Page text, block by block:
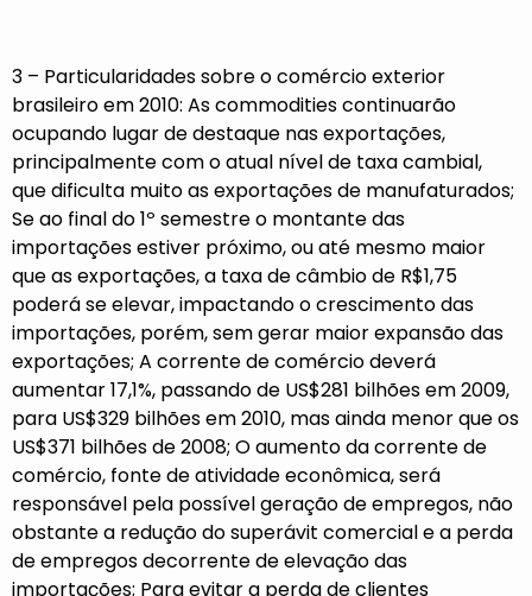
3 – Particularidades sobre o comércio exterior
brasileiro em 2010: As commodities continuarão
ocupando lugar de destaque nas exportações,
principalmente com o atual nível de taxa cambial,
que dificulta muito as exportações de manufaturados;
Se ao final do 1º semestre o montante das
importações estiver próximo, ou até mesmo maior
que as exportações, a taxa de câmbio de R$1,75
poderá se elevar, impactando o crescimento das
importações, porém, sem gerar maior expansão das
exportações; A corrente de comércio deverá
aumentar 17,1%, passando de US$281 bilhões em 2009,
para US$329 bilhões em 2010, mas ainda menor que os
US$371 bilhões de 2008; O aumento da corrente de
comércio, fonte de atividade econômica, será
responsável pela possível geração de empregos, não
obstante a redução do superávit comercial e a perda
de empregos decorrente de elevação das
importações; Para evitar a perda de clientes